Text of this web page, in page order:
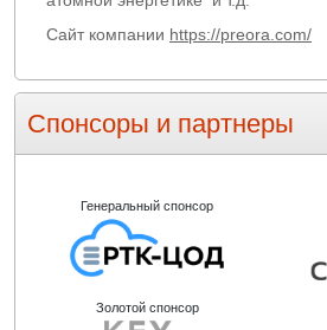
Сайт компании https://preora.com/
Спонсоры и партнеры
Генеральный спонсор
Золотой спонсор